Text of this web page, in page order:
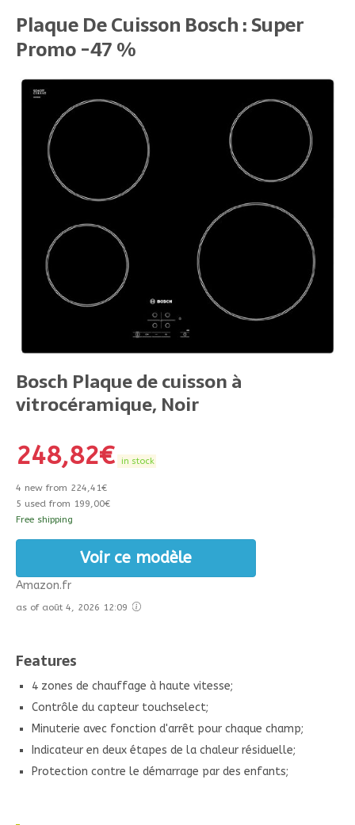
Plaque De Cuisson Bosch : Super
Promo -47 %
Bosch Plaque de cuisson à
vitrocéramique, Noir
248,82€ in stock
4 new from 224,41€
5 used from 199,00€
Free shipping
Voir ce modèle
Amazon.fr
as of août 4, 2026 12:09
Features
4 zones de chauffage à haute vitesse;
Contrôle du capteur touchselect;
Minuterie avec fonction d'arrêt pour chaque champ;
Indicateur en deux étapes de la chaleur résiduelle;
Protection contre le démarrage par des enfants;